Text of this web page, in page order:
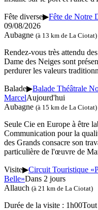
Fête diverse▶Fête de Notre
09/08/2026
Aubagne (à 13 km de La Ciotat)
Rendez-vous très attendu
Dame des Neiges sont
perdurer les valeurs
Balade▶Balade Théâtrale
MarcelAujourd'hui
Aubagne (à 15 km de La Ciotat)
Seule Cie en Europe à être
Communication pour la
des Grands consacre son
particulière de l'œuvre de
Visite▶Circuit Touristique
Belle»Dans 2 jours
Allauch (à 21 km de La Ciotat)
Durée de la visite :